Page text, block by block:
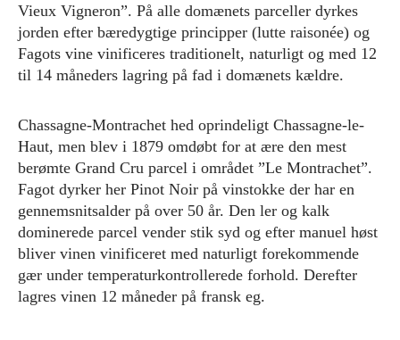
Vieux Vigneron”. På alle domænets parceller dyrkes
jorden efter bæredygtige principper (lutte raisonée) og
Fagots vine vinificeres traditionelt, naturligt og med 12
til 14 måneders lagring på fad i domænets kældre.
Chassagne-Montrachet hed oprindeligt Chassagne-le-
Haut, men blev i 1879 omdøbt for at ære den mest
berømte Grand Cru parcel i området ”Le Montrachet”.
Fagot dyrker her Pinot Noir på vinstokke der har en
gennemsnitsalder på over 50 år. Den ler og kalk
dominerede parcel vender stik syd og efter manuel høst
bliver vinen vinificeret med naturligt forekommende
gær under temperaturkontrollerede forhold. Derefter
lagres vinen 12 måneder på fransk eg.